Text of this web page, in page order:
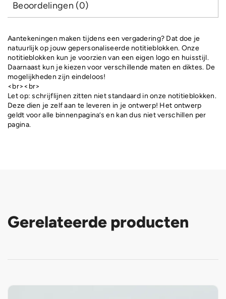
Beoordelingen (0)
Aantekeningen maken tijdens een vergadering? Dat doe je
natuurlijk op jouw gepersonaliseerde notitieblokken. Onze
notitieblokken kun je voorzien van een eigen logo en huisstijl.
Daarnaast kun je kiezen voor verschillende maten en diktes. De
mogelijkheden zijn eindeloos!
<br><br>
Let op: schrijflijnen zitten niet standaard in onze notitieblokken.
Deze dien je zelf aan te leveren in je ontwerp! Het ontwerp
geldt voor alle binnenpagina’s en kan dus niet verschillen per
pagina.
Gerelateerde producten